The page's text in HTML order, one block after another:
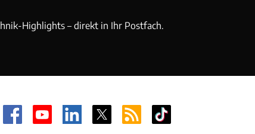
Highlights – direkt in Ihr Postfach.